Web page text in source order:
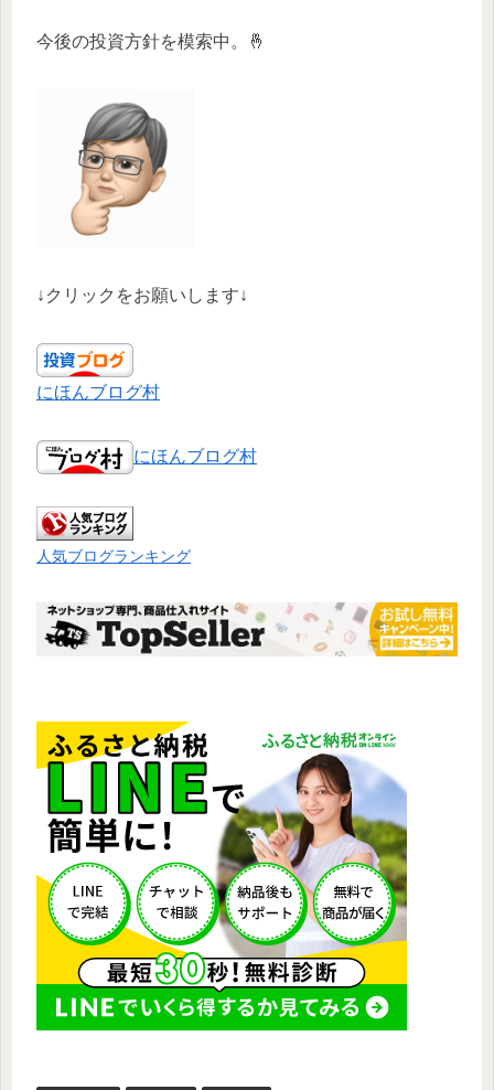
今後の投資方針を模索中。🤞
↓クリックをお願いします↓
にほんブログ村
にほんブログ村
人気ブログランキング